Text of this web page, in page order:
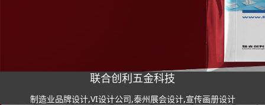
联合创利五金科技
制造业品牌设计,VI设计公司,泰州展会设计,宣传画册设计